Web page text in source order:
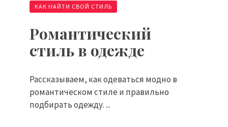
КАК НАЙТИ СВОЙ СТИЛЬ
Романтический
стиль в одежде
Рассказываем, как одеваться модно в
романтическом стиле и правильно
подбирать одежду. ...